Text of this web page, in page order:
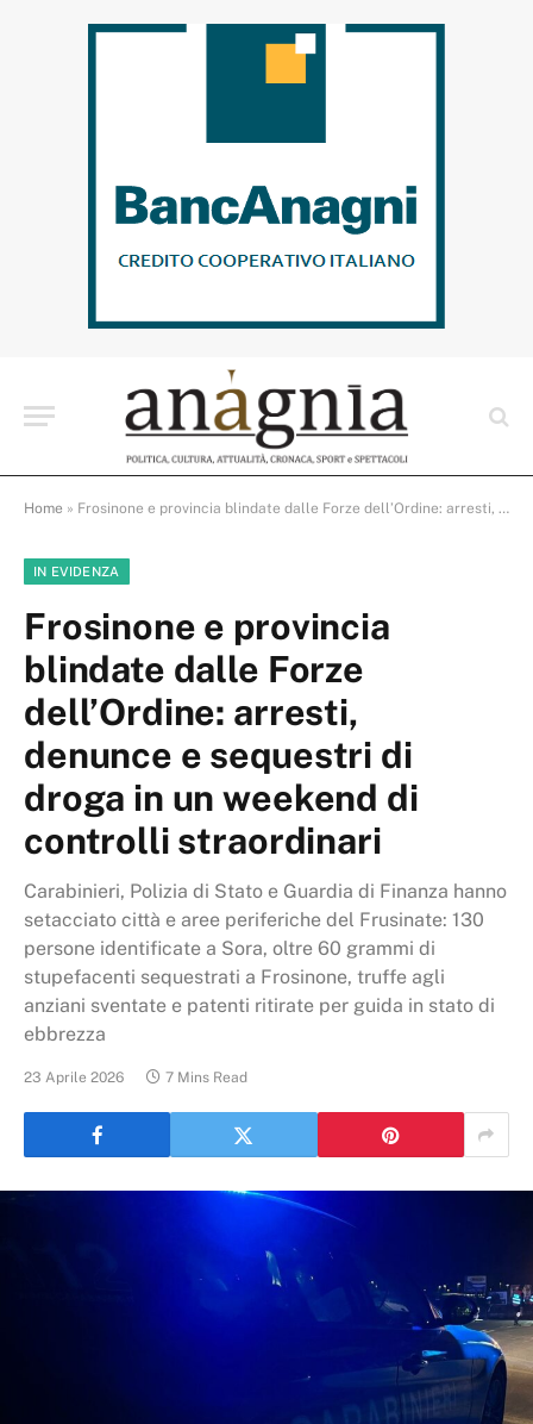
Home » Frosinone e provincia blindate dalle Forze dell’Ordine: arresti, denunce e sequestri di droga in un weekend di controlli straordinari
IN EVIDENZA
Frosinone e provincia
blindate dalle Forze
dell’Ordine: arresti,
denunce e sequestri di
droga in un weekend di
controlli straordinari
Carabinieri, Polizia di Stato e Guardia di Finanza hanno
setacciato città e aree periferiche del Frusinate: 130
persone identificate a Sora, oltre 60 grammi di
stupefacenti sequestrati a Frosinone, truffe agli
anziani sventate e patenti ritirate per guida in stato di
ebbrezza
23 Aprile 2026 7 Mins Read